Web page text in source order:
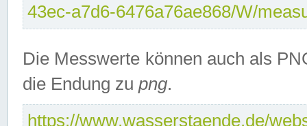
43ec-a7d6-6476a76ae868/W/
Die Messwerte können auch als
die Endung zu png.
https://www.wasserstaende.de/